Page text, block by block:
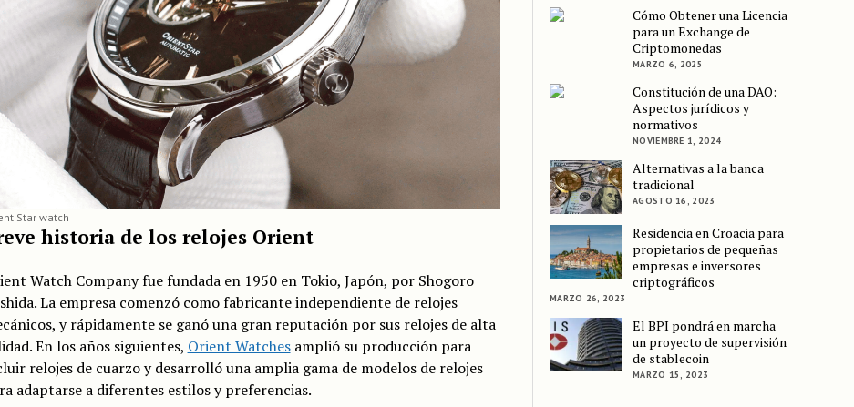
Star watch
historia de los relojes Orient
Watch Company fue fundada en 1950 en Tokio, Japón, por Shogoro
La empresa comenzó como fabricante independiente de relojes
y rápidamente se ganó una gran reputación por sus relojes de alta
En los años siguientes, Orient Watchesamplió su producción para
relojes de cuarzo y desarrolló una amplia gama de modelos de relojes
adaptarse a diferentes estilos y preferencias.
Cómo Obtener una Licencia
para un Exchange de
Criptomonedas
MARZO 6, 2025
Constitución de una DAO:
Aspectos jurídicos y
normativos
NOVIEMBRE 1, 2024
Alternativas a la banca
tradicional
AGOSTO 16, 2023
Residencia en Croacia para
propietarios de pequeñas
empresas e inversores
criptográficos
MARZO 26, 2023
El BPI pondrá en marcha
un proyecto de supervisión
de stablecoin
MARZO 15, 2023